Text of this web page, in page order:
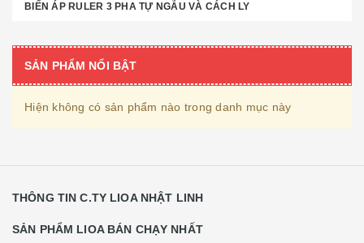
BIẾN ÁP RULER 3 PHA TỰ NGẪU VÀ CÁCH LY
SẢN PHẨM NỔI BẬT
Hiện không có sản phẩm nào trong danh mục này
THÔNG TIN C.TY LIOA NHẬT LINH
SẢN PHẨM LIOA BÁN CHẠY NHẤT